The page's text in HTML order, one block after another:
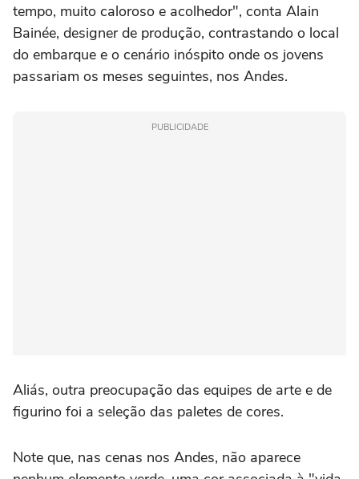
tempo, muito caloroso e acolhedor", conta Alain
Bainée, designer de produção, contrastando o local
do embarque e o cenário inóspito onde os jovens
passariam os meses seguintes, nos Andes.
PUBLICIDADE
Aliás, outra preocupação das equipes de arte e de
figurino foi a seleção das paletes de cores.
Note que, nas cenas nos Andes, não aparece